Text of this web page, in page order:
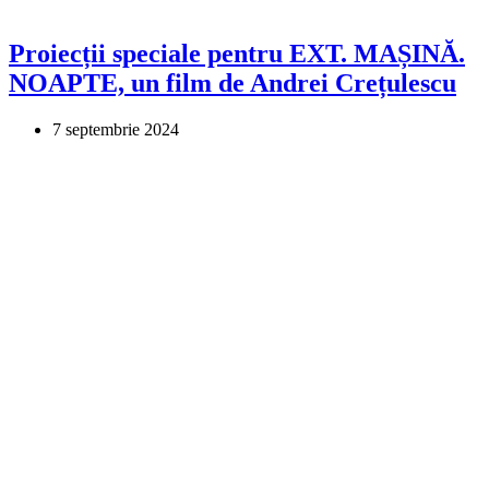
Proiecții speciale pentru EXT. MAȘINĂ.
NOAPTE, un film de Andrei Crețulescu
7 septembrie 2024